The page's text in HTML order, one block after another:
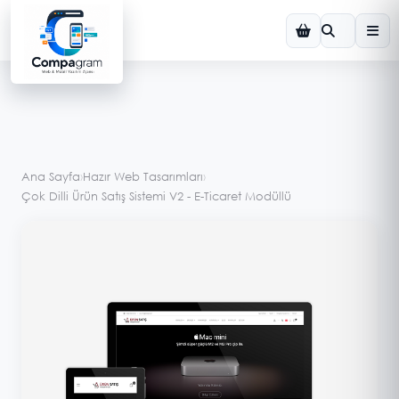
Ana Sayfa›Hazır Web Tasarımları›
Çok Dilli Ürün Satış Sistemi V2 - E-Ticaret Modüllü
Demo Görsel